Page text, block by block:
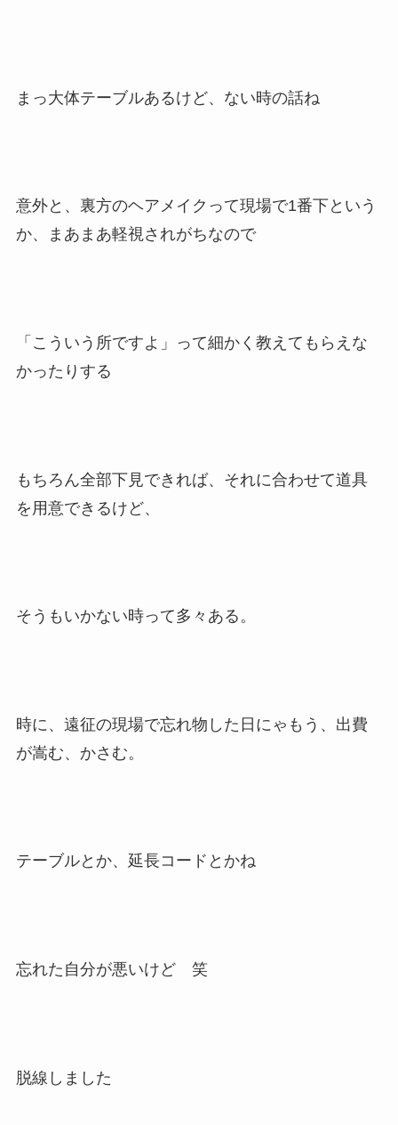
まっ大体テーブルあるけど、ない時の話ね
意外と、裏方のヘアメイクって現場で1番下という
か、まあまあ軽視されがちなので
「こういう所ですよ」って細かく教えてもらえな
かったりする
もちろん全部下見できれば、それに合わせて道具
を用意できるけど、
そうもいかない時って多々ある。
時に、遠征の現場で忘れ物した日にゃもう、出費
が嵩む、かさむ。
テーブルとか、延長コードとかね
忘れた自分が悪いけど 笑
脱線しました